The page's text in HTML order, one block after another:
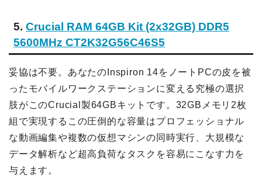
5. Crucial RAM 64GB Kit (2x32GB) DDR5
5600MHz CT2K32G56C46S5
妥協は不要。あなたのInspiron 14をノートPCの皮を被
ったモバイルワークステーションに変える究極の選択
肢がこのCrucial製64GBキットです。32GBメモリ2枚
組で実現するこの圧倒的な容量はプロフェッショナル
な動画編集や複数の仮想マシンの同時実行、大規模な
データ解析など超高負荷なタスクを容易にこなす力を
与えます。